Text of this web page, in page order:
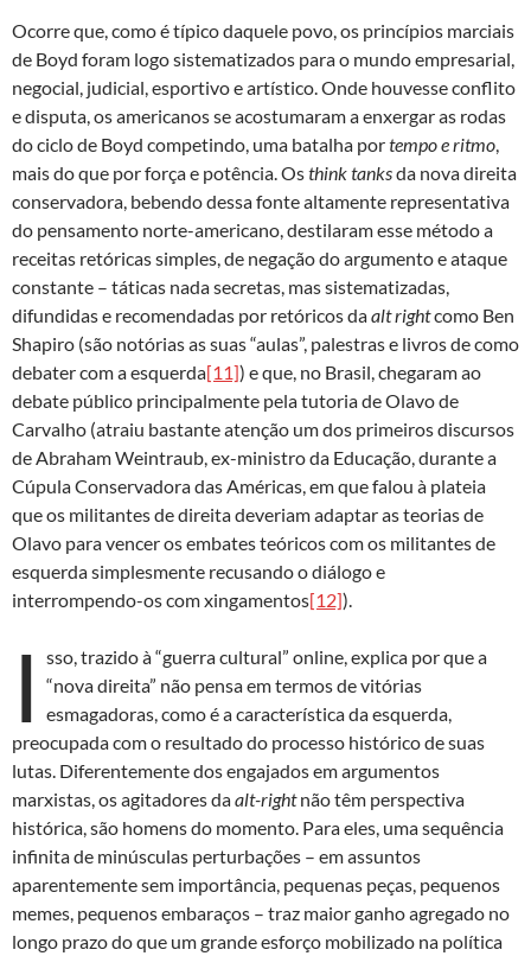
Ocorre que, como é típico daquele povo, os princípios marciais
de Boyd foram logo sistematizados para o mundo empresarial,
negocial, judicial, esportivo e artístico. Onde houvesse conflito
e disputa, os americanos se acostumaram a enxergar as rodas
do ciclo de Boyd competindo, uma batalha portempo e ritmo,
mais do que por força e potência. Osthink tanksda nova direita
conservadora, bebendo dessa fonte altamente representativa
do pensamento norte-americano, destilaram esse método a
receitas retóricas simples, de negação do argumento e ataque
constante – táticas nada secretas, mas sistematizadas,
difundidas e recomendadas por retóricos daalt rightcomo Ben
Shapiro (são notórias as suas “aulas”, palestras e livros de como
debater com a esquerda[11]) e que, no Brasil, chegaram ao
debate público principalmente pela tutoria de Olavo de
Carvalho (atraiu bastante atenção um dos primeiros discursos
de Abraham Weintraub, ex-ministro da Educação, durante a
Cúpula Conservadora das Américas, em que falou à plateia
que os militantes de direita deveriam adaptar as teorias de
Olavo para vencer os embates teóricos com os militantes de
esquerda simplesmente recusando o diálogo e
interrompendo-os com xingamentos[12]).
I
sso, trazido à “guerra cultural” online, explica por que a
“nova direita” não pensa em termos de vitórias
esmagadoras, como é a característica da esquerda,
preocupada com o resultado do processo histórico de suas
lutas. Diferentemente dos engajados em argumentos
marxistas, os agitadores daalt-rightnão têm perspectiva
histórica, são homens do momento. Para eles, uma sequência
infinita de minúsculas perturbações – em assuntos
aparentemente sem importância, pequenas peças, pequenos
memes, pequenos embaraços – traz maior ganho agregado no
longo prazo do que um grande esforço mobilizado na política